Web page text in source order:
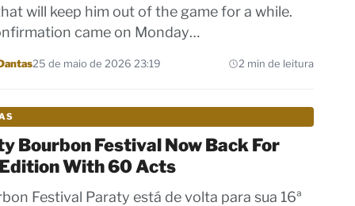
will keep him out of the game for a while.
came on Monday…
25 de maio de 2026 23:19 2 min de leitura
Bourbon Festival Now Back For
With 60 Acts
Festival Paraty está de volta para sua 16ª